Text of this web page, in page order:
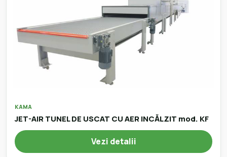
KAMA
JET-AIR TUNEL DE USCAT CU AER INCĂLZIT mod. KF
Vezi detalii